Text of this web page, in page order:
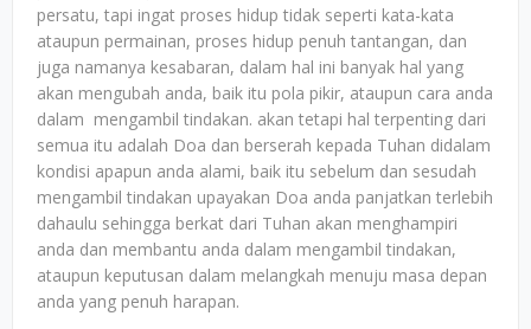
persatu, tapi ingat proses hidup tidak seperti kata-kata
ataupun permainan, proses hidup penuh tantangan, dan
juga namanya kesabaran, dalam hal ini banyak hal yang
akan mengubah anda, baik itu pola pikir, ataupun cara anda
dalam mengambil tindakan. akan tetapi hal terpenting dari
semua itu adalah Doa dan berserah kepada Tuhan didalam
kondisi apapun anda alami, baik itu sebelum dan sesudah
mengambil tindakan upayakan Doa anda panjatkan terlebih
dahaulu sehingga berkat dari Tuhan akan menghampiri
anda dan membantu anda dalam mengambil tindakan,
ataupun keputusan dalam melangkah menuju masa depan
anda yang penuh harapan.